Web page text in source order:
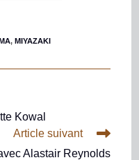
, MIYAZAKI
Kowal
Article suivant
Alastair Reynolds